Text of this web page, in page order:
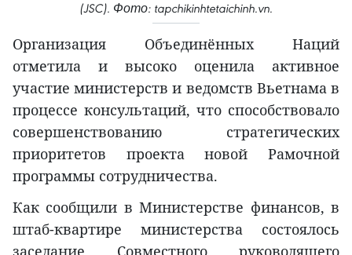
(JSC). Фото: tapchikinhtetaichinh.vn.
Организация Объединённых Наций
отметила и высоко оценила активное
участие министерств и ведомств Вьетнама в
процессе консультаций, что способствовало
совершенствованию стратегических
приоритетов проекта новой Рамочной
программы сотрудничества.
Как сообщили в Министерстве финансов, в
штаб-квартире министерства состоялось